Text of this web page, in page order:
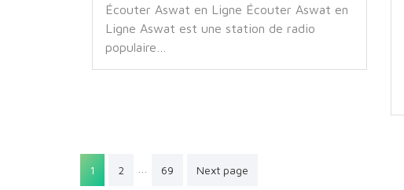
Écouter Aswat en Ligne Écouter Aswat en
Ligne Aswat est une station de radio
populaire…
Pagination
1 2 69 Next page